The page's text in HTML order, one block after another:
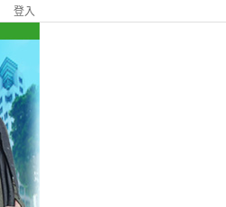
登入